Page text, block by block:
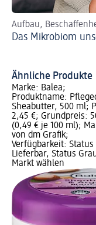
Aufbau,
Das Mikrobiom
Ähnliche Produkte
Marke: Balea;
Produktname:
Sheabutter, 500 ml;
2,45 €; Grundpreis:
(0,49 € je 100 ml);
von dm Grafik;
Verfügbarkeit: Status
Lieferbar, Status
Markt wählen